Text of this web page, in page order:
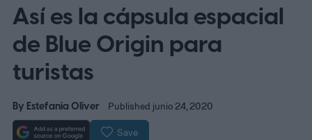
Así es la cápsula espacial
de Blue Origin para
turistas
By Estefania Oliver Published junio 24, 2020
Save